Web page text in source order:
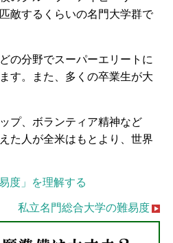
敵するくらいの名門大学群で
の分野でスーパーエリートに
す。また、多くの卒業生が大
プ、ボランティア精神など
た人が全米はもとより、世界
度」を理解する
私立名門総合大学の難易度